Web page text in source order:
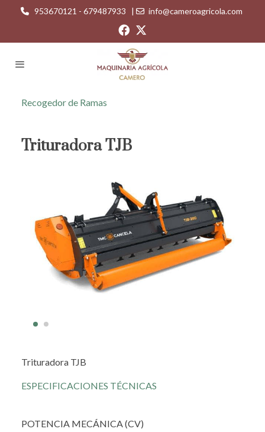
953670121 - 679487933 | info@cameroagricola.com
Recogedor de Ramas
Trituradora TJB
Trituradora TJB
ESPECIFICACIONES TÉCNICAS
POTENCIA MECÁNICA (CV)